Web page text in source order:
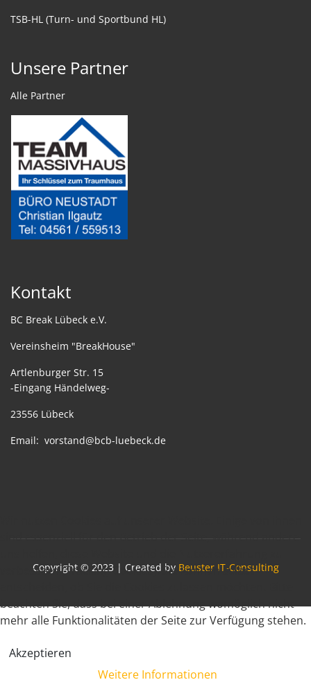
TSB-HL (Turn- und Sportbund HL)
Unsere Partner
Alle Partner
Kontakt
BC Break Lübeck e.V.
Vereinsheim "BreakHouse"
Artlenburger Str. 15
-Eingang Händelweg-
23556 Lübeck
Email: vorstand@bcb-luebeck.de
Copyright © 2023 | Created by Beuster IT-Consulting
verbessern (Tracking Cookies). Sie können selbst
beachten Sie, dass bei einer Ablehnung womöglich nicht
mehr alle Funktionalitäten der Seite zur Verfügung stehen.
Akzeptieren
Weitere Informationen